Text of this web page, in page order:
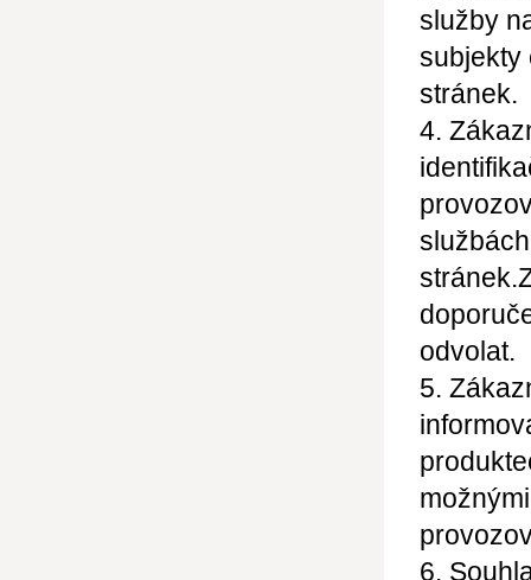
služby
subjekty
stránek.
4.
stránek.
odvolat.
5.
6.